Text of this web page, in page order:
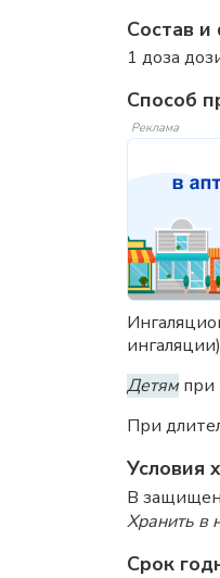
Состав
1 доза
Способ
Реклама
Детям при
При
Условия
В
Хранить в
Срок